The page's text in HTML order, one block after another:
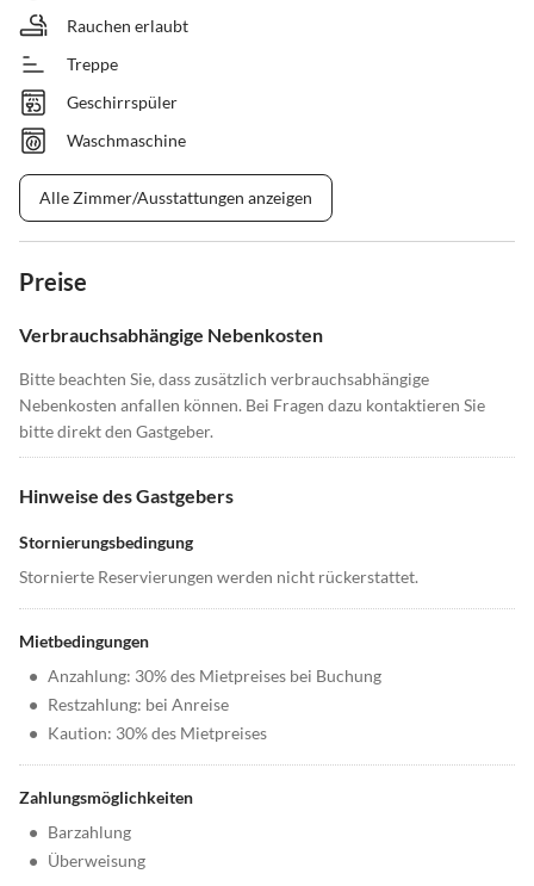
Rauchen erlaubt
Treppe
Geschirrspüler
Waschmaschine
Alle Zimmer/Ausstattungen anzeigen
Preise
Verbrauchsabhängige Nebenkosten
Bitte beachten Sie, dass zusätzlich verbrauchsabhängige
Nebenkosten anfallen können. Bei Fragen dazu kontaktieren Sie
bitte direkt den Gastgeber.
Hinweise des Gastgebers
Stornierungsbedingung
Stornierte Reservierungen werden nicht rückerstattet.
Mietbedingungen
• Anzahlung: 30% des Mietpreises bei Buchung
• Restzahlung: bei Anreise
• Kaution: 30% des Mietpreises
Zahlungsmöglichkeiten
• Barzahlung
• Überweisung